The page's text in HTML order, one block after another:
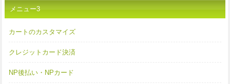
メニュー3
カートのカスタマイズ
クレジットカード決済
NP後払い・NPカード